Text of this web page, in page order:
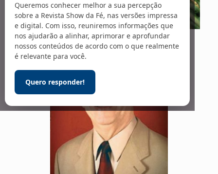
Queremos conhecer melhor a sua percepção
sobre a Revista Show da Fé, nas versões impressa
e digital. Com isso, reuniremos informações que
nos ajudarão a alinhar, aprimorar e aprofundar
nossos conteúdos de acordo com o que realmente
é relevante para você.
Quero responder!
Foto: Carl Newton / Unsplash